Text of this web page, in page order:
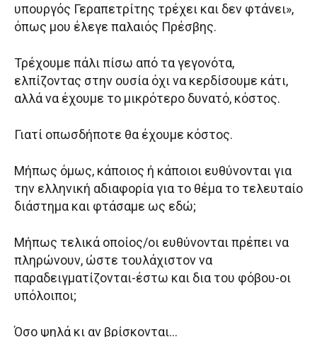
υπουργός Γεραπετρίτης τρέχει και δεν φτάνει»,
όπως μου έλεγε παλαιός Πρέσβης.
Τρέχουμε πάλι πίσω από τα γεγονότα,
ελπίζοντας στην ουσία όχι να κερδίσουμε κάτι,
αλλά να έχουμε το μικρότερο δυνατό, κόστος.
Γιατί οπωσδήποτε θα έχουμε κόστος.
Μήπως όμως, κάποιος ή κάποιοι ευθύνονται για
την ελληνική αδιαφορία για το θέμα το τελευταίο
διάστημα και φτάσαμε ως εδώ;
Μήπως τελικά οποίος/οι ευθύνονται πρέπει να
πληρώνουν, ώστε τουλάχιστον να
παραδειγματίζονται-έστω και δια του φόβου-οι
υπόλοιποι;
Όσο ψηλά κι αν βρίσκονται…